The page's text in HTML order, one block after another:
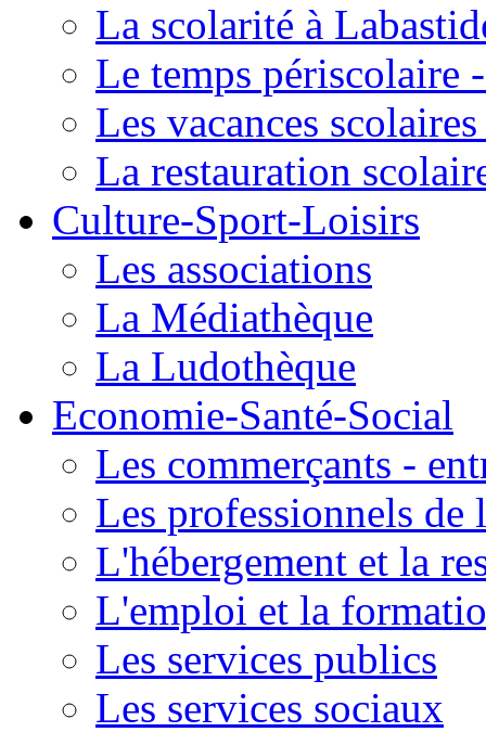
La scolarité à
Le temps périscolaire
Les vacances
La restauration
Culture-Sport-Loisirs
Les associations
La Médiathèque
La Ludothèque
Economie-Santé-Social
Les commerçants -
Les professionnels de
L'hébergement et la
L'emploi et la
Les services publics
Les services sociaux